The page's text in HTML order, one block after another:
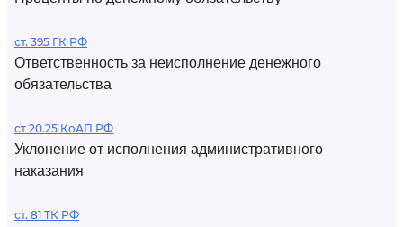
ст. 395 ГК РФ
Ответственность за неисполнение денежного
обязательства
ст 20.25 КоАП РФ
Уклонение от исполнения административного
наказания
ст. 81 ТК РФ